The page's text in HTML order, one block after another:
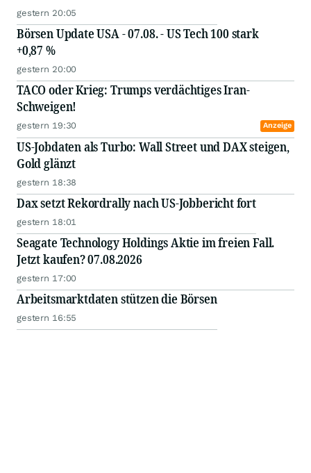
gestern 20:05
Börsen Update USA - 07.08. - US Tech 100 stark
+0,87 %
gestern 20:00
TACO oder Krieg: Trumps verdächtiges Iran-
Schweigen!
gestern 19:30 Anzeige
US-Jobdaten als Turbo: Wall Street und DAX steigen,
Gold glänzt
gestern 18:38
Dax setzt Rekordrally nach US-Jobbericht fort
gestern 18:01
Seagate Technology Holdings Aktie im freien Fall.
Jetzt kaufen? 07.08.2026
gestern 17:00
Arbeitsmarktdaten stützen die Börsen
gestern 16:55